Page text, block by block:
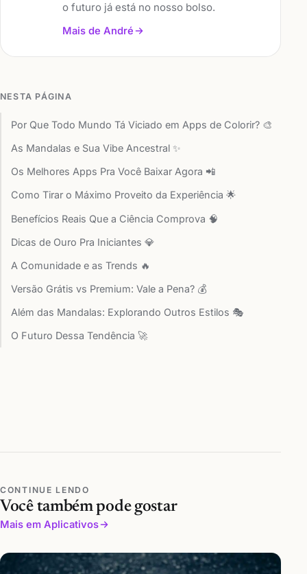
o futuro já está no nosso bolso.
Mais de André
NESTA PÁGINA
Por Que Todo Mundo Tá Viciado em Apps de Colorir? 🎨
As Mandalas e Sua Vibe Ancestral ✨
Os Melhores Apps Pra Você Baixar Agora 📲
Como Tirar o Máximo Proveito da Experiência 🌟
Benefícios Reais Que a Ciência Comprova 🧠
Dicas de Ouro Pra Iniciantes 💎
A Comunidade e as Trends 🔥
Versão Grátis vs Premium: Vale a Pena? 💰
Além das Mandalas: Explorando Outros Estilos 🎭
O Futuro Dessa Tendência 🚀
CONTINUE LENDO
Você também pode gostar
Mais em Aplicativos